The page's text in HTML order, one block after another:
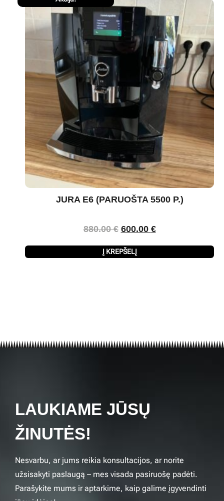
JURA E6 (PARUOŠTA 5500 P.)
880.00€ 600.00 €
Į KREPŠELĮ
LAUKIAME JŪSŲ
ŽINUTĖS!
Nesvarbu, ar jums reikia konsultacijos, ar norite
užsisakyti paslaugą – mes visada pasiruošę padėti.
Parašykite mums ir aptarkime, kaip galime įgyvendinti